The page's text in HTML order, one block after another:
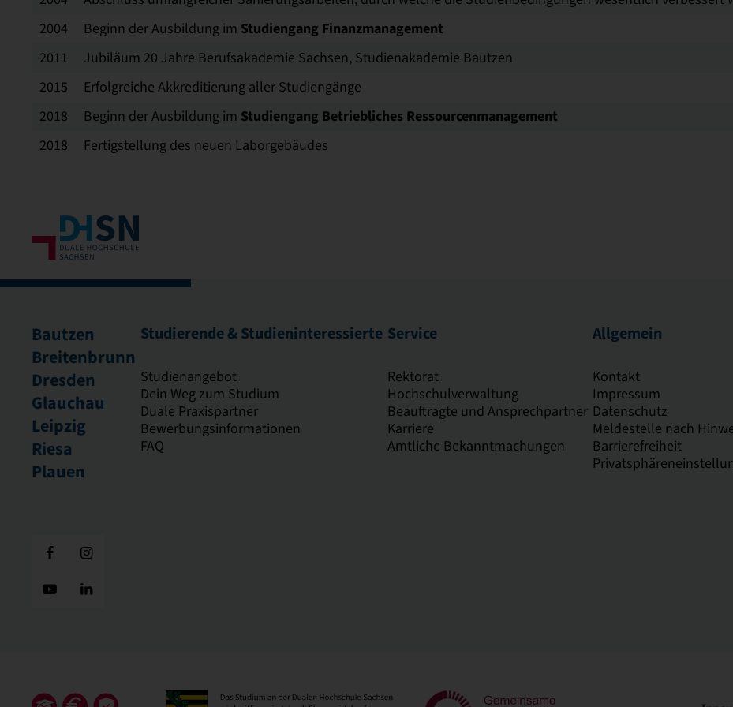
2004
Beginn der Ausbildung im Studiengang Finanzmanagement
2011
Jubiläum 20 Jahre Berufsakademie Sachsen, Studienakademie Bautzen
2015
Erfolgreiche Akkreditierung aller Studiengänge
2018
Beginn der Ausbildung im Studiengang Betriebliches Ressourcenmanagement
2018 Fertigstellung des neuen Laborgebäudes
Bautzen
Breitenbrunn
Dresden
Glauchau
Leipzig
Riesa
Plauen
Studierende & Studieninteressierte
Studienangebot
Dein Weg zum Studium
Duale Praxispartner
Bewerbungsinformationen
FAQ
Service
Rektorat
Hochschulverwaltung
Beauftragte und Ansprechpartner
Karriere
Amtliche Bekanntmachungen
Allgemein
Kontakt
Impressum
Datenschutz
Meldestelle nach
Barrierefreiheit